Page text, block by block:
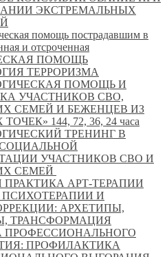
ЭКСТРЕМАЛЬНЫХ
помощь пострадавшим в
и отсроченная
ПОМОЩЬ
ТЕРРОРИЗМА
ПОМОЩЬ И
УЧАСТНИКОВ СВО,
СЕМЕЙ И БЕЖЕНЦЕВ ИЗ
144, 72, 36, 24 часа
ТРЕНИНГ В
УЧАСТНИКОВ СВО И
СЕМЕЙ
ПРАКТИКА АРТ-ТЕРАПИИ
ПСИХОТЕРАПИИ И
АРХЕТИПЫ,
ТРАНСФОРМАЦИЯ
ПРОФЕССИОНАЛЬНОГО
ПРОФИЛАКТИКА